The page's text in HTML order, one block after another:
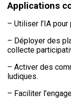
Applications
– Utiliser l’IA
– Déployer des
collecte
– Activer des
ludiques.
– Faciliter